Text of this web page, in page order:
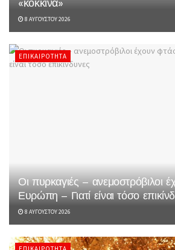
«κόκκινα»
8 ΑΥΓΟΎΣΤΟΥ 2026
ΕΠΙΚΑΙΡΌΤΗΤΑ
Οι πυρκαγιές – ανεμοστρόβιλοι
Ευρώπη – Γιατί είναι τόσο
8 ΑΥΓΟΎΣΤΟΥ 2026